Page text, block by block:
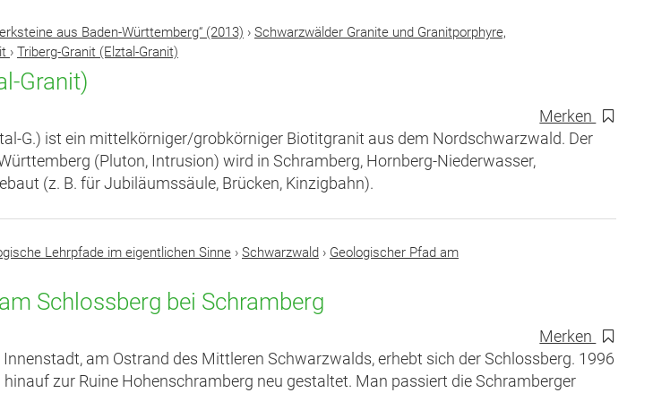
aus Baden-Württemberg“ (2013) › Schwarzwälder Granite und Granitporphyre,
› Triberg-Granit (Elztal-Granit)
Granit)
Merken
G.) ist ein mittelkörniger/grobkörniger Biotitgranit aus dem Nordschwarzwald. Der
(Pluton, Intrusion) wird in Schramberg, Hornberg-Niederwasser,
(z. B. für Jubiläumssäule, Brücken, Kinzigbahn).
Lehrpfade im eigentlichen Sinne › Schwarzwald › Geologischer Pfad am
Schlossberg bei Schramberg
Merken
am Ostrand des Mittleren Schwarzwalds, erhebt sich der Schlossberg. 1996
zur Ruine Hohenschramberg neu gestaltet. Man passiert die Schramberger